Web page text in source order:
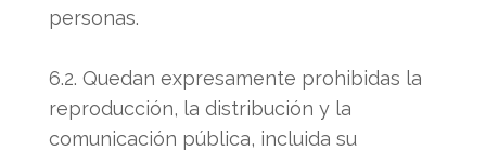
personas.
6.2. Quedan expresamente prohibidas la
reproducción, la distribución y la
comunicación pública, incluida su